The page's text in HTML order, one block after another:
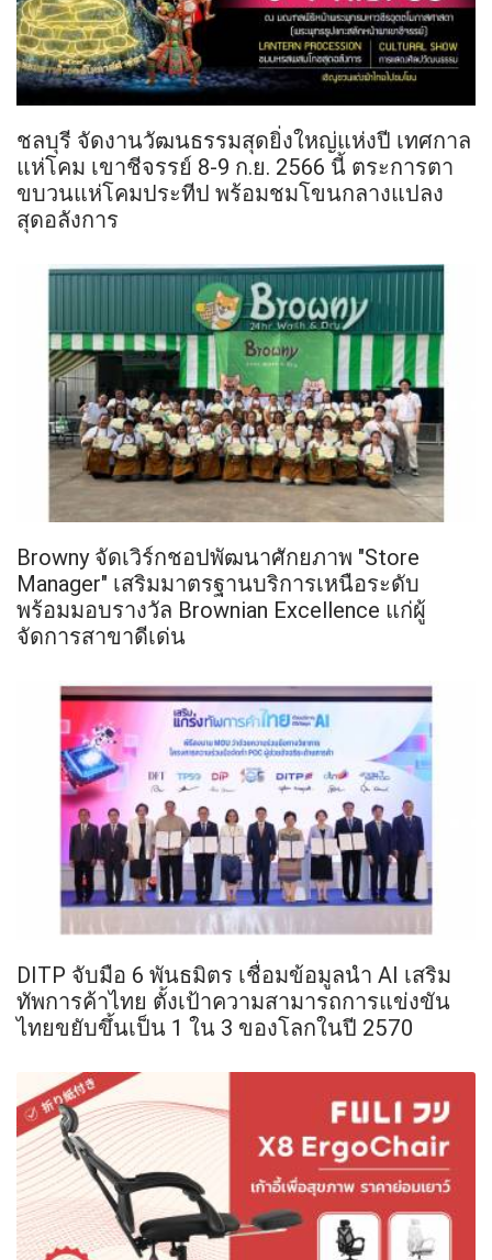
ชลบุรี จัดงานวัฒนธรรมสุดยิ่งใหญ่แห่งปี เทศกาล
แห่โคม เขาชีจรรย์ 8-9 ก.ย. 2566 นี้ ตระการตา
ขบวนแห่โคมประทีป พร้อมชมโขนกลางแปลง
สุดอลังการ
Browny จัดเวิร์กชอปพัฒนาศักยภาพ "Store
Manager" เสริมมาตรฐานบริการเหนือระดับ
พร้อมมอบรางวัล Brownian Excellence แก่ผู้
จัดการสาขาดีเด่น
DITP จับมือ 6 พันธมิตร เชื่อมข้อมูลนำ AI เสริม
ทัพการค้าไทย ตั้งเป้าความสามารถการแข่งขัน
ไทยขยับขึ้นเป็น 1 ใน 3 ของโลกในปี 2570